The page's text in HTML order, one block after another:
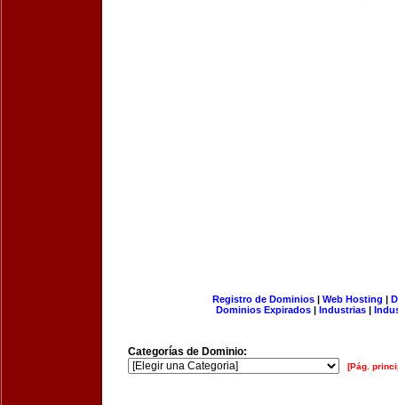
Registro de Dominios| Web Hosting |
Dominios Expirados | Industrias |
Categorías de Dominio:
[Pág.